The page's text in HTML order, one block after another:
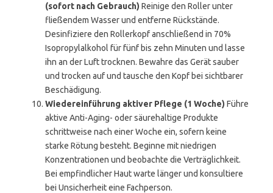
(sofort nach Gebrauch) Reinige den Roller unter
fließendem Wasser und entferne Rückstände.
Desinfiziere den Rollerkopf anschließend in 70%
Isopropylalkohol für fünf bis zehn Minuten und lasse
ihn an der Luft trocknen. Bewahre das Gerät sauber
und trocken auf und tausche den Kopf bei sichtbarer
Beschädigung.
Wiedereinführung aktiver Pflege (1 Woche) Führe
aktive Anti-Aging- oder säurehaltige Produkte
schrittweise nach einer Woche ein, sofern keine
starke Rötung besteht. Beginne mit niedrigen
Konzentrationen und beobachte die Verträglichkeit.
Bei empfindlicher Haut warte länger und konsultiere
bei Unsicherheit eine Fachperson.